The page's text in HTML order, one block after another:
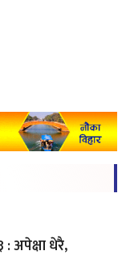
: अपेक्षा धेरै,